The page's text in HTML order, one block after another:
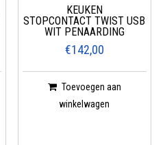
KEUKEN
STOPCONTACT TWIST USB
WIT PENAARDING
€142,00
Toevoegen aan
winkelwagen